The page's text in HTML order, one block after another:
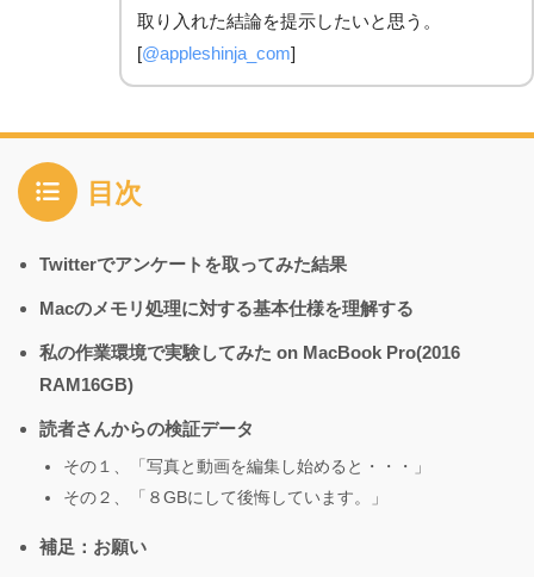
取り入れた結論を提示したいと思う。
[@appleshinja_com]
目次
Twitterでアンケートを取ってみた結果
Macのメモリ処理に対する基本仕様を理解する
私の作業環境で実験してみた on MacBook Pro(2016
RAM16GB)
読者さんからの検証データ
その１、「写真と動画を編集し始めると・・・」
その２、「８GBにして後悔しています。」
補足：お願い